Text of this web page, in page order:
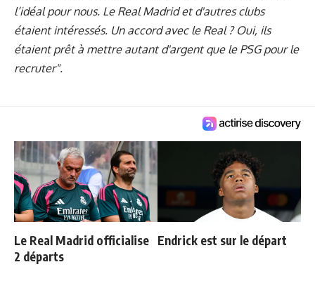
l’idéal pour nous. Le Real Madrid et d'autres clubs
étaient intéressés. Un accord avec le Real ? Oui, ils
étaient prêt à mettre autant d'argent que le PSG pour le
recruter".
Le Real Madrid officialise
2 départs
Endrick est sur le départ